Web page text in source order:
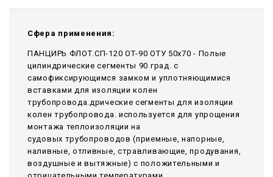
Сфера применения:
ПАНЦИРЬ ФЛОТ.СП-120 ОТ-90 ОТУ 50x70 - Полые
цилиндрические сегменты 90 град. с
самофиксирующимся замком и уплотняющимися
вставками для изоляции колен
трубопровода.дрические сегменты для изоляции
колен трубопровода. используется для упрощения
монтажа теплоизоляции на
судовых трубопроводов (приемные, напорные,
наливные, отливные, стравливающие, продувания,
воздушные и вытяжные) с положительными и